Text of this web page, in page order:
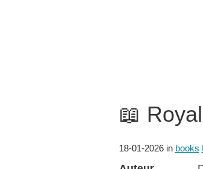
📖
18-01-2026in books